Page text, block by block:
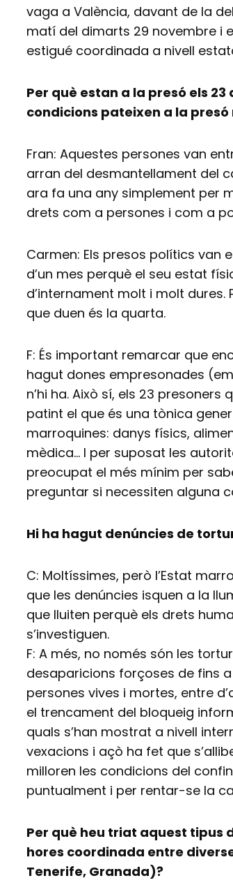
vaga a València, davant de la
matí del dimarts 29 novembre i
estigué coordinada a nivell
Per què estan a la presó els
condicions pateixen a la
Fran: Aquestes persones van
arran del desmantellament del
ara fa una any simplement per
drets com a persones i com a
Carmen: Els presos polítics van
d’un mes perquè el seu estat
d’internament molt i molt dures.
que duen és la quarta.
F: És important remarcar que
hagut dones empresonades
n’hi ha. Això sí, els 23
patint el que és una tònica
marroquines: danys físics,
mèdica… I per suposat les
preocupat el més mínim per
preguntar si necessiten alguna
Hi ha hagut denúncies de
C: Moltíssimes, però l’Estat
que les denúncies isquen a la
que lluiten perquè els drets
s’investiguen.
F: A més, no només són les
desaparicions forçoses de fins a
persones vives i mortes, entre
el trencament del bloqueig
quals s’han mostrat a nivell
vexacions i açò ha fet que
milloren les condicions del
puntualment i per rentar-se la
Per què heu triat aquest tipus
hores coordinada entre
Tenerife, Granada)?